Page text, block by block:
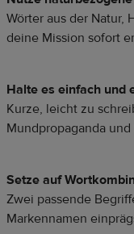
Wörter aus der Natur,
deine Mission sofort
Halte es einfach und
Kurze, leicht zu
Mundpropaganda
Setze auf
Zwei passende
Markennamen